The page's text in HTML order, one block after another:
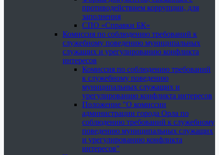
противодействием коррупции, для
заполнения
СПО «Справки БК»
Комиссия по соблюдению требований к
служебному поведению муниципальных
служащих и урегулированию конфликта
интересов
Комиссия по соблюдению требований
к служебному поведению
муниципальных служащих и
урегулированию конфликта интересов
Положение "О комиссии
администрации города Орла по
соблюдению требований к служебному
поведению муниципальных служащих
и урегулированию конфликта
интересов"